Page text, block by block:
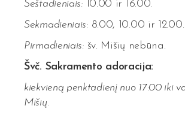
Šeštadieniais:10.00 ir 16.00.
Sekmadieniais:8.00, 10.00 ir 12.00.
Pirmadieniais:šv. Mišių nebūna.
Švč. Sakramento adoracija:
kiekvieną penktadienį nuo 17:00 iki
Mišių.